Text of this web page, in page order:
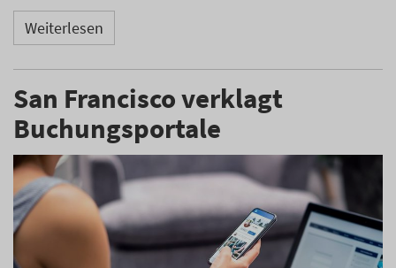
Weiterlesen
San Francisco verklagt
Buchungsportale